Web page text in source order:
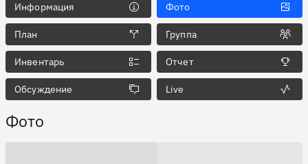
Информация Фото
План Группа
Инвентарь Отчет
Обсуждение Live
Фото